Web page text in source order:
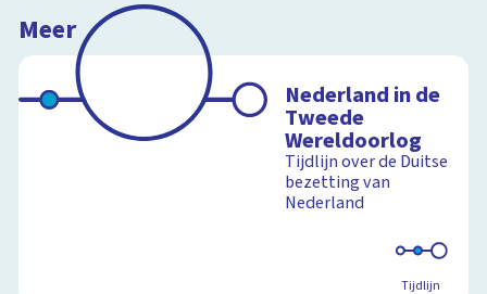
Meer
Nederland in de
Tweede
Wereldoorlog
Tijdlijn over de Duitse
bezetting van
Nederland
Tijdlijn